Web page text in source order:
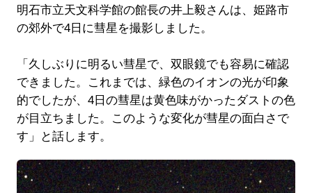
明石市立天文科学館の館長の井上毅さんは、姫路市
の郊外で4日に彗星を撮影しました。
「久しぶりに明るい彗星で、双眼鏡でも容易に確認
できました。これまでは、緑色のイオンの光が印象
的でしたが、4日の彗星は黄色味がかったダストの色
が目立ちました。このような変化が彗星の面白さで
す」と話します。